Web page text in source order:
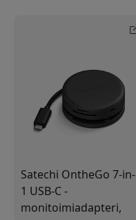
Satechi OntheGo 7-in-
1 USB-C -
monitoimiadapteri,